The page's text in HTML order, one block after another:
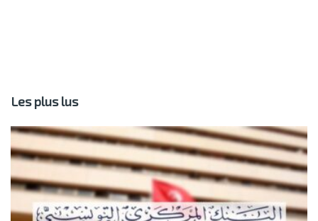
Les plus lus